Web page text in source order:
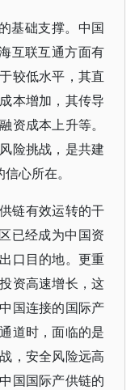
基础支撑。中国
互联互通方面有
较低水平，其直
本增加，其传导
资成本上升等。
险挑战，是共建
心所在。
链有效运转的干
已经成为中国资
口目的地。更重
资高速增长，这
国连接的国际产
道时，面临的是
，安全风险远高
国国际产供链的